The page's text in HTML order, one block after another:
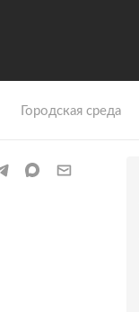
Городская среда